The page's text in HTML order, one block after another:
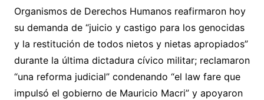
Organismos de Derechos Humanos reafirmaron hoy
su demanda de “juicio y castigo para los genocidas
y la restitución de todos nietos y nietas apropiados”
durante la última dictadura cívico militar; reclamaron
“una reforma judicial” condenando “el law fare que
impulsó el gobierno de Mauricio Macri” y apoyaron